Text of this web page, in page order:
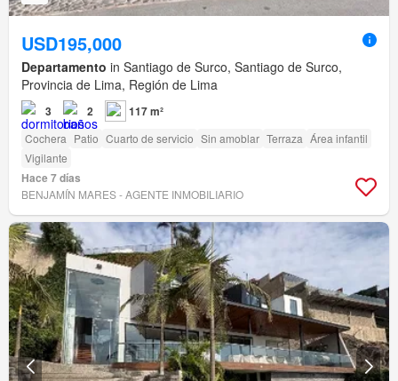
USD195,000
Departamento in Santiago de Surco, Santiago de Surco,
Provincia de Lima, Región de Lima
3 2 117 m²
Cochera Patio Cuarto de servicio Sin amoblar Terraza Área infantil
Vigilante
Hace 7 días
BENJAMÍN MARES - AGENTE INMOBILIARIO